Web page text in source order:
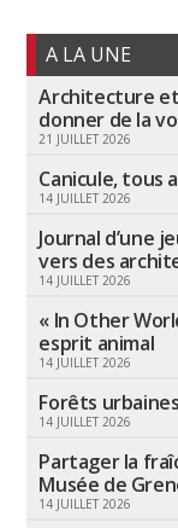
A LA UNE
Architecture
donner de la
21 JUILLET 2026
Canicule, tous
14 JUILLET 2026
Journal d’une
vers des
14 JUILLET 2026
« In Other
esprit animal
14 JUILLET 2026
Forêts
14 JUILLET 2026
Partager la
Musée de
14 JUILLET 2026